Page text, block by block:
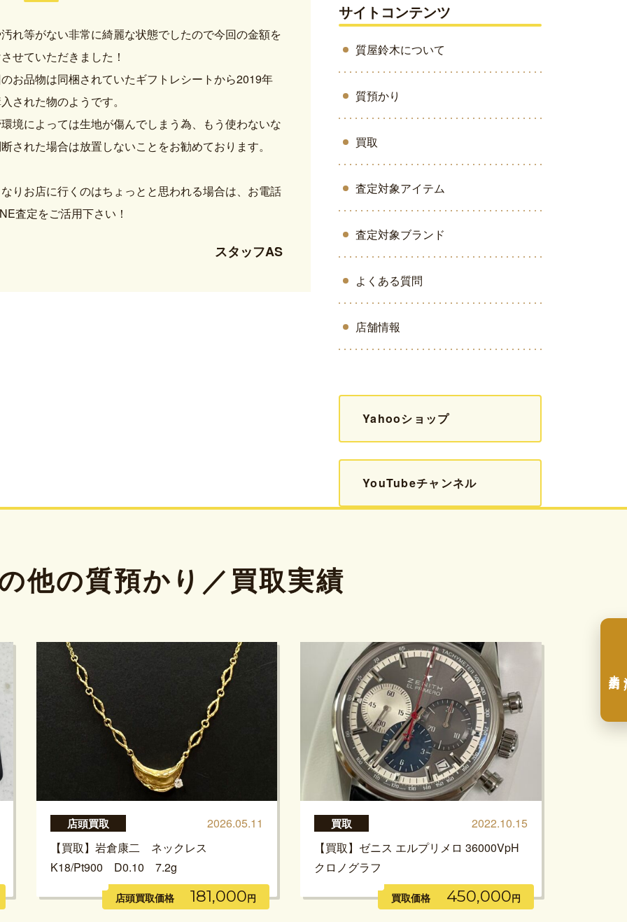
れ等がない非常に綺麗な状態でしたので今回の金額を
せていただきました！
お品物は同梱されていたギフトレシートから2019年
された物のようです。
境によっては生地が傷んでしまう為、もう使わないな
された場合は放置しないことをお勧めております。
りお店に行くのはちょっとと思われる場合は、お電話
査定をご活用下さい！
スタッフAS
サイトコンテンツ
質屋鈴木について
質預かり
買取
査定対象アイテム
査定対象ブランド
よくある質問
店舗情報
Yahooショップ
YouTubeチャンネル
他の質預かり／買取実績
店頭買取
2026.05.11
【買取】岩倉康二 ネックレス
K18/Pt900 D0.10 7.2g
店頭買取価格 181,000円
買取
2022.10.15
【買取】ゼニス エルプリメロ 36000VpH
クロノグラフ
買取価格 450,000円